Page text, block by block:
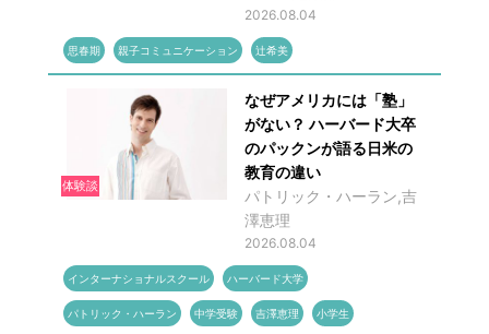
2026.08.04
思春期 親子コミュニケーション 辻希美
体験談
なぜアメリカには「塾」
がない？ ハーバード大卒
のパックンが語る日米の
教育の違い
パトリック・ハーラン,吉
澤恵理
2026.08.04
インターナショナルスクール ハーバード大学
パトリック・ハーラン 中学受験 吉澤恵理 小学生